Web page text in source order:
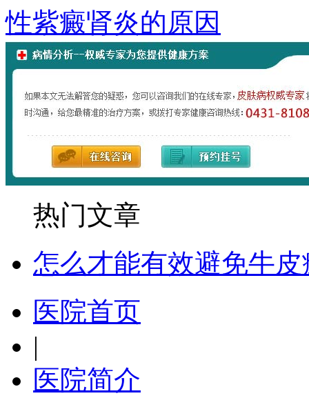
性紫癜肾炎的原因
热门文章
怎么才能有效避免牛皮
医院首页
|
医院简介